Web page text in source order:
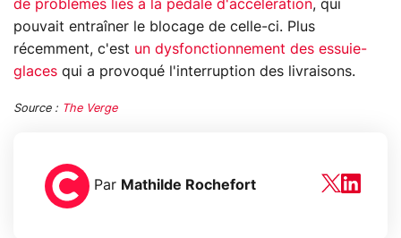
de problèmes liés à la pédale d'accélération, qui
pouvait entraîner le blocage de celle-ci. Plus
récemment, c'est un dysfonctionnement des essuie-
glaces qui a provoqué l'interruption des livraisons.
Source : The Verge
Par Mathilde Rochefort